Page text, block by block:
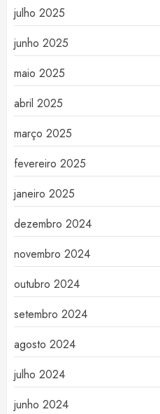
julho 2025
junho 2025
maio 2025
abril 2025
março 2025
fevereiro 2025
janeiro 2025
dezembro 2024
novembro 2024
outubro 2024
setembro 2024
agosto 2024
julho 2024
junho 2024